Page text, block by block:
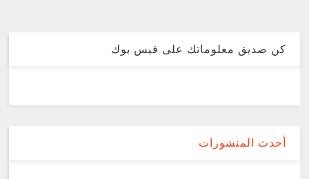
كن صديق معلوماتك على فيس بوك
أحدث المنشورات